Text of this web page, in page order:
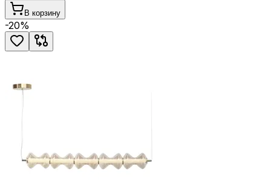
В корзину
-20%